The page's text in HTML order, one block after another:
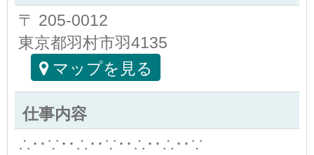
〒 205-0012
東京都羽村市羽4135
マップを見る
仕事内容
∴‥∵‥∴‥∵‥∴‥∴‥∵